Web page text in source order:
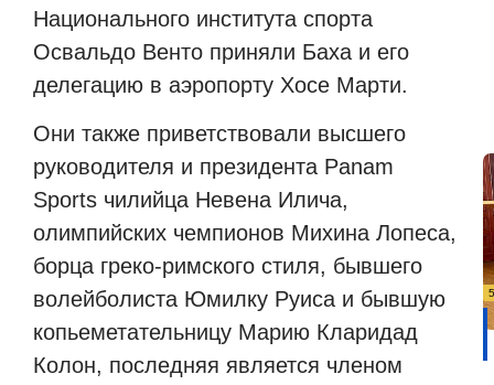
Национального института спорта
Освальдо Венто приняли Баха и его
делегацию в аэропорту Хосе Марти.
Они также приветствовали высшего
руководителя и президента Panam
Sports чилийца Невена Илича,
олимпийских чемпионов Михина Лопеса,
борца греко-римского стиля, бывшего
волейболиста Юмилку Руиса и бывшую
копьеметательницу Марию Кларидад
Колон, последняя является членом